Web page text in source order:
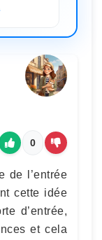
0
de l’entrée
cette idée
d’entrée,
et cela